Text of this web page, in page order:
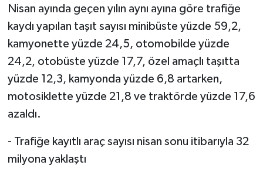
Nisan ayında geçen yılın aynı ayına göre trafiğe
kaydı yapılan taşıt sayısı minibüste yüzde 59,2,
kamyonette yüzde 24,5, otomobilde yüzde
24,2, otobüste yüzde 17,7, özel amaçlı taşıtta
yüzde 12,3, kamyonda yüzde 6,8 artarken,
motosiklette yüzde 21,8 ve traktörde yüzde 17,6
azaldı.
- Trafiğe kayıtlı araç sayısı nisan sonu itibarıyla 32
milyona yaklaştı